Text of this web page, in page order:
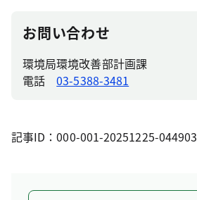
お問い合わせ
環境局環境改善部計画課
電話03-5388-3481
記事ID：000-001-20251225-044903